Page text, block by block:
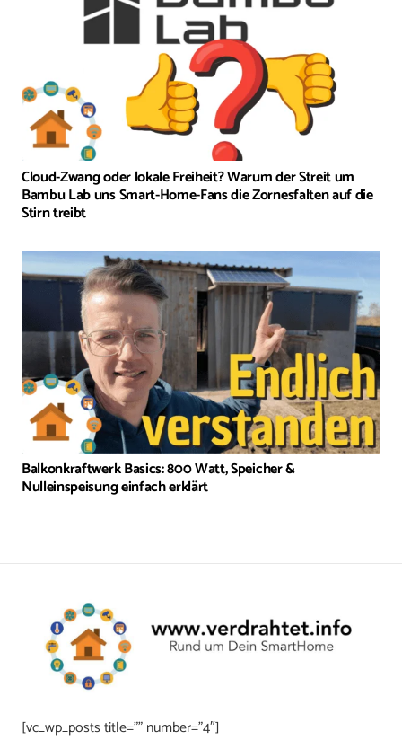
Cloud-Zwang oder lokale Freiheit? Warum der Streit um
Bambu Lab uns Smart-Home-Fans die Zornesfalten auf die
Stirn treibt
Balkonkraftwerk Basics: 800 Watt, Speicher &
Nulleinspeisung einfach erklärt
[vc_wp_posts title=”” number=”4″]